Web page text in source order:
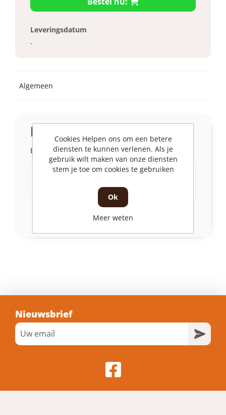
Leveringsdatum
-
Algemeen
In de winkel
Bekijk de voorraad per filiaal
Schagen
Op voorraad
Bekijk meer
Nieuwsbrief
Cookies Helpen ons om een betere
diensten te kunnen verlenen. Als je
gebruik wilt maken van onze diensten
stem je toe om cookies te gebruiken
Ok
Meer weten